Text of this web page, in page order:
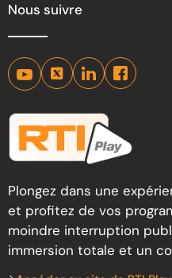
Nous suivre
Plongez dans une
et profitez de vos
moindre interruption
immersion totale et un